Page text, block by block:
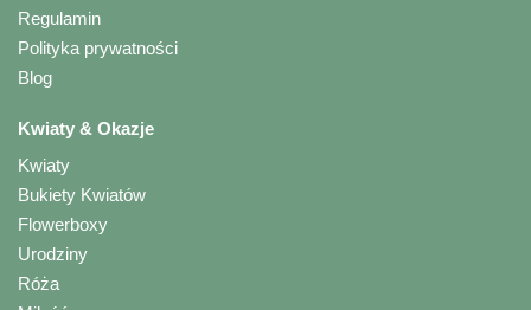
Regulamin
Polityka prywatności
Blog
Kwiaty & Okazje
Kwiaty
Bukiety Kwiatów
Flowerboxy
Urodziny
Róża